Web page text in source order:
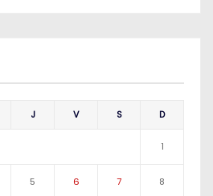
J V S D
1
5 6 7 8